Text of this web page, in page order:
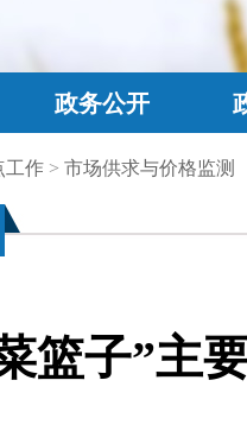
政务公开
工作 > 市场供求与价格监测
篮子”主